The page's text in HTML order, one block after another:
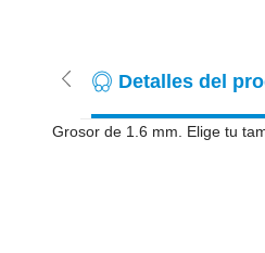
Detalles del
Grosor de 1.6 mm. Elige tu